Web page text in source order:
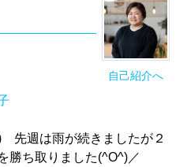
自己紹介へ
週は雨が続きましたが２
勝ち取りました(^O^)／